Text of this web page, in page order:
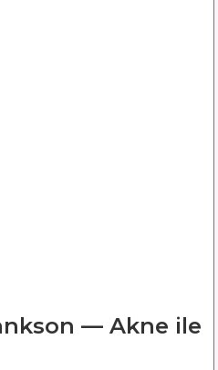
— Akne ile